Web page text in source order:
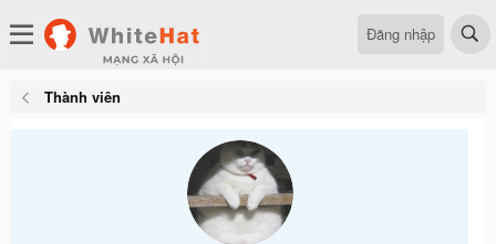
Đăng nhập
Thành viên